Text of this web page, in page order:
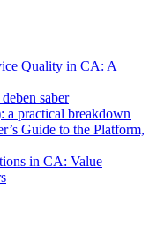
Quality in CA: A
saber
a practical breakdown
Guide to the Platform,
in CA: Value